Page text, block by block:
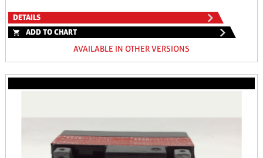
DETAILS
ADD TO CHART
AVAILABLE IN OTHER VERSIONS